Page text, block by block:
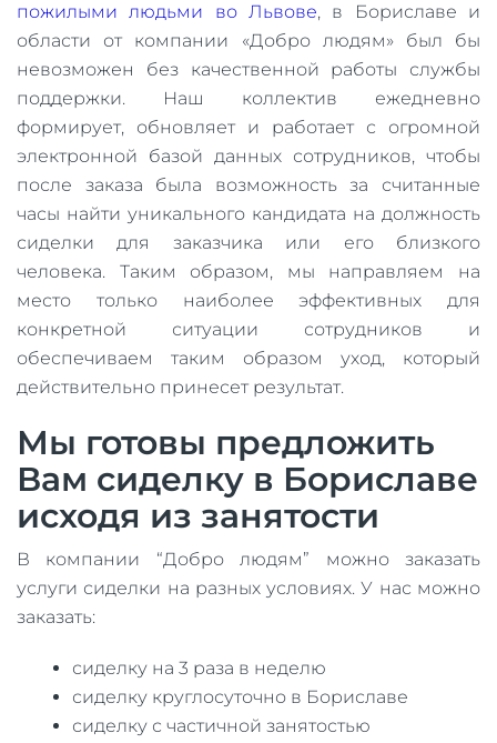
пожилыми людьми во Львове, в Бориславе и
области от компании «Добро людям» был бы
невозможен без качественной работы службы
поддержки. Наш коллектив ежедневно
формирует, обновляет и работает с огромной
электронной базой данных сотрудников, чтобы
после заказа была возможность за считанные
часы найти уникального кандидата на должность
сиделки для заказчика или его близкого
человека. Таким образом, мы направляем на
место только наиболее эффективных для
конкретной ситуации сотрудников и
обеспечиваем таким образом уход, который
действительно принесет результат.
Мы готовы предложить
Вам сиделку в Бориславе
исходя из занятости
В компании “Добро людям” можно заказать
услуги сиделки на разных условиях. У нас можно
заказать:
сиделку на 3 раза в неделю
сиделку круглосуточно в Бориславе
сиделку с частичной занятостью